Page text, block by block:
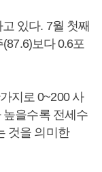
있다. 7월 첫째
보다 0.6포
지로 0~200 사
높을수록 전세수
것을 의미한